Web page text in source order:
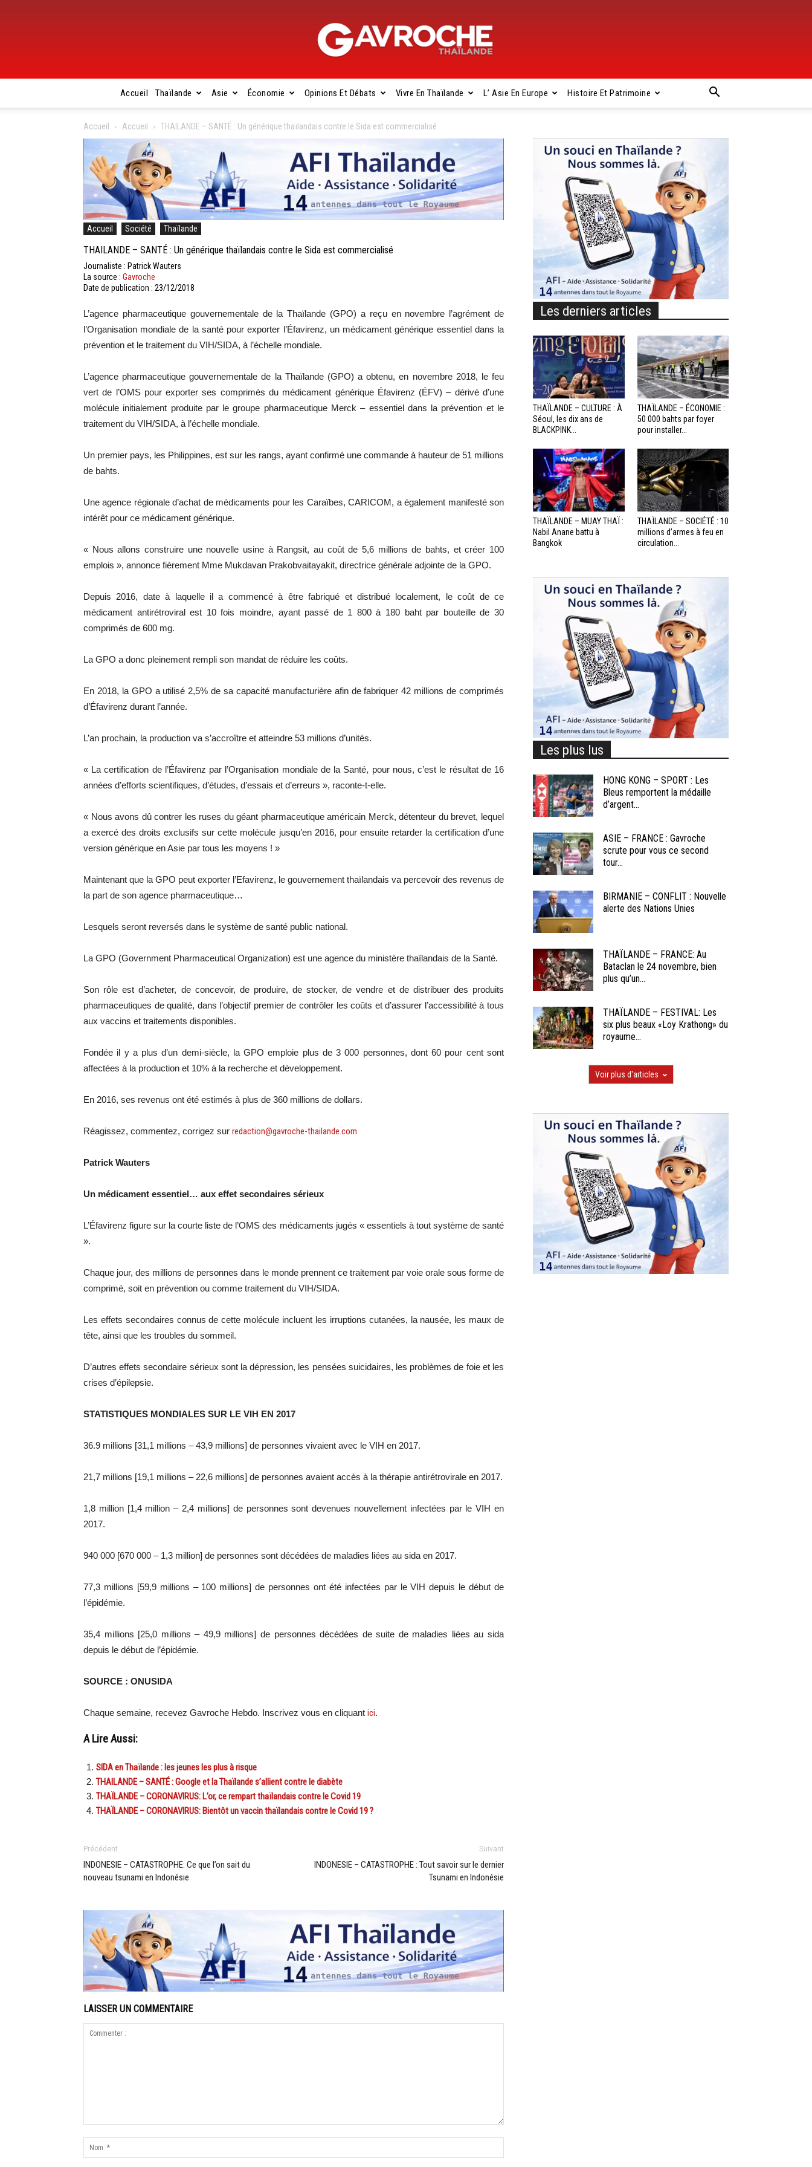
Gavroche
Thaïlande
Accueil Thaïlande Asie Économie Opinions Et Débats Vivre En Thaïlande L’ Asie En Europe Histoire Et Patrimoine
Accueil Accueil THAILANDE – SANTÉ : Un générique thaïlandais contre le Sida est commercialisé
Accueil Société Thaïlande
THAILANDE – SANTÉ : Un générique thaïlandais contre le Sida est commercialisé
Journaliste : Patrick Wauters
La source : Gavroche
Date de publication : 23/12/2018
L’agence pharmaceutique gouvernementale de la Thaïlande (GPO) a reçu en novembre l’agrément de
l’Organisation mondiale de la santé pour exporter l’Éfavirenz, un médicament générique essentiel dans la
prévention et le traitement du VIH/SIDA, à l’échelle mondiale.
L’agence pharmaceutique gouvernementale de la Thaïlande (GPO) a obtenu, en novembre 2018, le feu
vert de l’OMS pour exporter ses comprimés du médicament générique Éfavirenz (ÉFV) – dérivé d’une
molécule initialement produite par le groupe pharmaceutique Merck – essentiel dans la prévention et le
traitement du VIH/SIDA, à l’échelle mondiale.
Un premier pays, les Philippines, est sur les rangs, ayant confirmé une commande à hauteur de 51 millions
de bahts.
Une agence régionale d’achat de médicaments pour les Caraïbes, CARICOM, a également manifesté son
intérêt pour ce médicament générique.
« Nous allons construire une nouvelle usine à Rangsit, au coût de 5,6 millions de bahts, et créer 100
emplois », annonce fièrement Mme Mukdavan Prakobvaitayakit, directrice générale adjointe de la GPO.
Depuis 2016, date à laquelle il a commencé à être fabriqué et distribué localement, le coût de ce
médicament antirétroviral est 10 fois moindre, ayant passé de 1 800 à 180 baht par bouteille de 30
comprimés de 600 mg.
La GPO a donc pleinement rempli son mandat de réduire les coûts.
En 2018, la GPO a utilisé 2,5% de sa capacité manufacturière afin de fabriquer 42 millions de comprimés
d’Éfavirenz durant l’année.
L’an prochain, la production va s’accroître et atteindre 53 millions d’unités.
« La certification de l’Éfavirenz par l’Organisation mondiale de la Santé, pour nous, c’est le résultat de 16
années d’efforts scientifiques, d’études, d’essais et d’erreurs », raconte-t-elle.
« Nous avons dû contrer les ruses du géant pharmaceutique américain Merck, détenteur du brevet, lequel
a exercé des droits exclusifs sur cette molécule jusqu’en 2016, pour ensuite retarder la certification d’une
version générique en Asie par tous les moyens ! »
Maintenant que la GPO peut exporter l’Efavirenz, le gouvernement thaïlandais va percevoir des revenus de
la part de son agence pharmaceutique…
Lesquels seront reversés dans le système de santé public national.
La GPO (Government Pharmaceutical Organization) est une agence du ministère thaïlandais de la Santé.
Son rôle est d’acheter, de concevoir, de produire, de stocker, de vendre et de distribuer des produits
pharmaceutiques de qualité, dans l’objectif premier de contrôler les coûts et d’assurer l’accessibilité à tous
aux vaccins et traitements disponibles.
Fondée il y a plus d’un demi-siècle, la GPO emploie plus de 3 000 personnes, dont 60 pour cent sont
affectées à la production et 10% à la recherche et développement.
En 2016, ses revenus ont été estimés à plus de 360 millions de dollars.
Réagissez, commentez, corrigez sur redaction@gavroche-thailande.com
Patrick Wauters
Un médicament essentiel… aux effet secondaires sérieux
L’Éfavirenz figure sur la courte liste de l’OMS des médicaments jugés « essentiels à tout système de santé
».
Chaque jour, des millions de personnes dans le monde prennent ce traitement par voie orale sous forme de
comprimé, soit en prévention ou comme traitement du VIH/SIDA.
Les effets secondaires connus de cette molécule incluent les irruptions cutanées, la nausée, les maux de
tête, ainsi que les troubles du sommeil.
D’autres effets secondaire sérieux sont la dépression, les pensées suicidaires, les problèmes de foie et les
crises d’épilepsie.
STATISTIQUES MONDIALES SUR LE VIH EN 2017
36.9 millions [31,1 millions – 43,9 millions] de personnes vivaient avec le VIH en 2017.
21,7 millions [19,1 millions – 22,6 millions] de personnes avaient accès à la thérapie antirétrovirale en 2017.
1,8 million [1,4 million – 2,4 millions] de personnes sont devenues nouvellement infectées par le VIH en
2017.
940 000 [670 000 – 1,3 million] de personnes sont décédées de maladies liées au sida en 2017.
77,3 millions [59,9 millions – 100 millions] de personnes ont été infectées par le VIH depuis le début de
l’épidémie.
35,4 millions [25,0 millions – 49,9 millions] de personnes décédées de suite de maladies liées au sida
depuis le début de l’épidémie.
SOURCE : ONUSIDA
Chaque semaine, recevez Gavroche Hebdo. Inscrivez vous en cliquant ici.
A Lire Aussi:
SIDA en Thaïlande : les jeunes les plus à risque
THAILANDE – SANTÉ : Google et la Thaïlande s’allient contre le diabète
THAÏLANDE – CORONAVIRUS: L’or, ce rempart thaïlandais contre le Covid 19
THAÏLANDE – CORONAVIRUS: Bientôt un vaccin thaïlandais contre le Covid 19 ?
Précédent
INDONESIE – CATASTROPHE: Ce que l’on sait du
nouveau tsunami en Indonésie
Suivant
INDONESIE – CATASTROPHE : Tout savoir sur le dernier
Tsunami en Indonésie
LAISSER UN COMMENTAIRE
Les derniers articles
THAÏLANDE – CULTURE : À
Séoul, les dix ans de
BLACKPINK...
THAÏLANDE – ÉCONOMIE :
50 000 bahts par foyer
pour installer...
THAÏLANDE – MUAY THAÏ :
Nabil Anane battu à
Bangkok
THAÏLANDE – SOCIÉTÉ : 10
millions d’armes à feu en
circulation...
Les plus lus
HONG KONG – SPORT : Les
Bleus remportent la médaille
d’argent...
ASIE – FRANCE : Gavroche
scrute pour vous ce second
tour...
BIRMANIE – CONFLIT : Nouvelle
alerte des Nations Unies
THAÏLANDE – FRANCE: Au
Bataclan le 24 novembre, bien
plus qu’un...
THAÏLANDE – FESTIVAL: Les
six plus beaux «Loy Krathong» du
royaume...
Voir plus d'articles